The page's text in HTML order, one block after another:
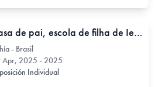
Casa de pai, escola de filha de Ieda Oliveira
- Brasil
Apr, 2025 - 2025
Individual